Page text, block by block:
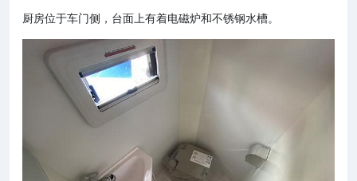
厨房位于车门侧，台面上有着电磁炉和不锈钢水槽。